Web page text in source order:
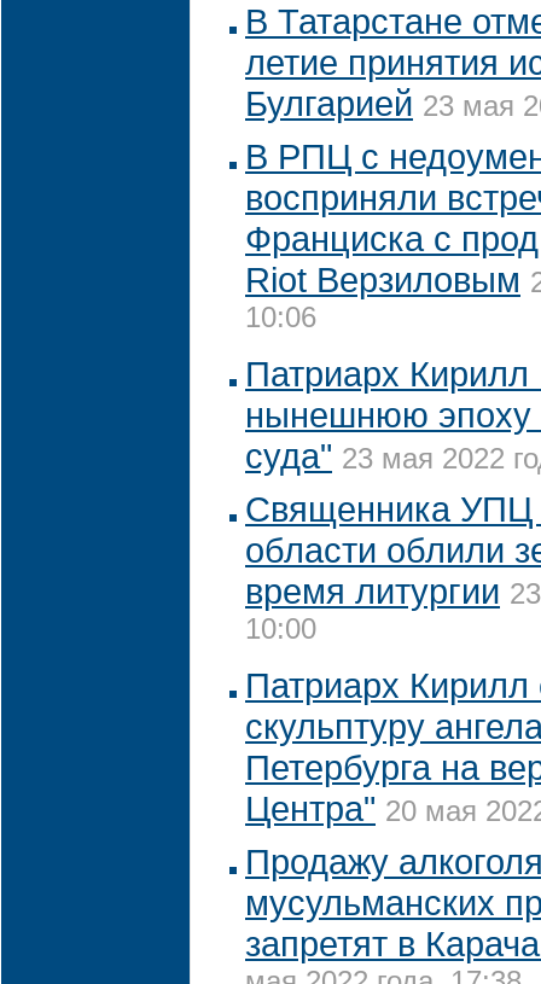
В Татарстане
летие принятия
Булгарией 23 мая
В РПЦ с
восприняли
Франциска с
Riot Верзиловым
10:06
Патриарх Кирилл
нынешнюю эпоху
суда" 23 мая 2022
Священника УПЦ
области облили
время литургии
10:00
Патриарх Кирилл
скульптуру
Петербурга на
Центра" 20 мая
Продажу
мусульманских
запретят в